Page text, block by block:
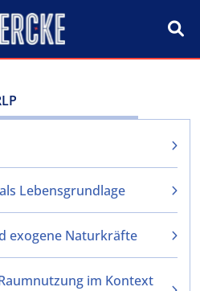
Lebensgrundlage
exogene Naturkräfte
im Kontext